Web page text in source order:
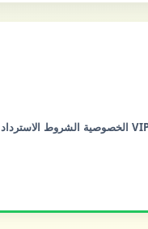
الخصوصية الشروط الاسترداد